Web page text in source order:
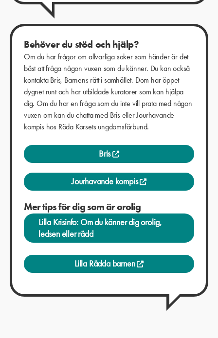
Behöver du stöd och hjälp?
Om du har frågor om allvarliga saker som händer är det
bäst att fråga någon vuxen som du känner. Du kan också
kontakta Bris, Barnens rätt i samhället. Dom har öppet
dygnet runt och har utbildade kuratorer som kan hjälpa
dig. Om du har en fråga som du inte vill prata med någon
vuxen om kan du chatta med Bris eller Jourhavande
kompis hos Röda Korsets ungdomsförbund.
Bris
Jourhavande kompis
Mer tips för dig som är orolig
Lilla Krisinfo: Om du känner dig orolig,
ledsen eller rädd
Lilla Rädda barnen